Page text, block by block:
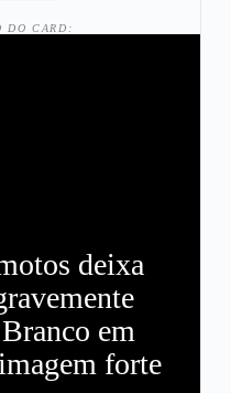
DO CARD:
deixa
em
forte